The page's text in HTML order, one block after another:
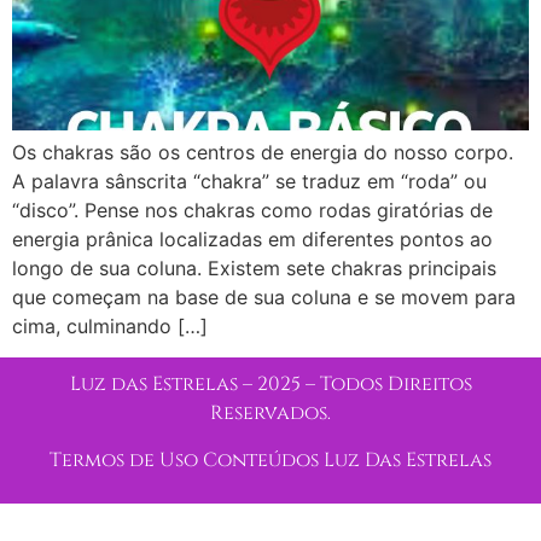
Os chakras são os centros de energia do nosso corpo.
A palavra sânscrita “chakra” se traduz em “roda” ou
“disco”. Pense nos chakras como rodas giratórias de
energia prânica localizadas em diferentes pontos ao
longo de sua coluna. Existem sete chakras principais
que começam na base de sua coluna e se movem para
cima, culminando […]
Luz das Estrelas – 2025 – Todos Direitos
Reservados.
Termos de Uso Conteúdos Luz Das Estrelas